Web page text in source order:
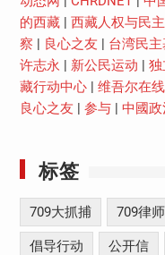
的西藏| 西藏人权与民
察
良心之友 台湾民
许志永
新公民运动 独
藏行动中心| 维吾尔在线
良心之友
参与| 中國
标签
709大抓捕 709律
倡导行动 公开信